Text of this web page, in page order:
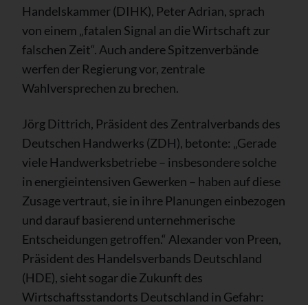
Handelskammer (DIHK), Peter Adrian, sprach
von einem „fatalen Signal an die Wirtschaft zur
falschen Zeit“. Auch andere Spitzenverbände
werfen der Regierung vor, zentrale
Wahlversprechen zu brechen.
Jörg Dittrich, Präsident des Zentralverbands des
Deutschen Handwerks (ZDH), betonte: „Gerade
viele Handwerksbetriebe – insbesondere solche
in energieintensiven Gewerken – haben auf diese
Zusage vertraut, sie in ihre Planungen einbezogen
und darauf basierend unternehmerische
Entscheidungen getroffen.“ Alexander von Preen,
Präsident des Handelsverbands Deutschland
(HDE), sieht sogar die Zukunft des
Wirtschaftsstandorts Deutschland in Gefahr: